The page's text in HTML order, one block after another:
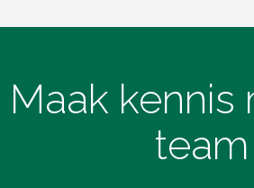
Maak kennis
team